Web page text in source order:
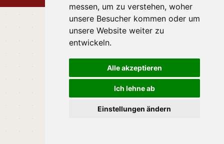
messen, um zu verstehen, woher
unsere Besucher kommen oder um
unsere Website weiter zu
entwickeln.
Alle akzeptieren
Ich lehne ab
Einstellungen ändern